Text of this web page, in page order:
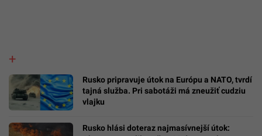
Rusko pripravuje útok na Európu a NATO, tvrdí
tajná služba. Pri sabotáži má zneužiť cudziu
vlajku
Rusko hlási doteraz najmasívnejší útok: